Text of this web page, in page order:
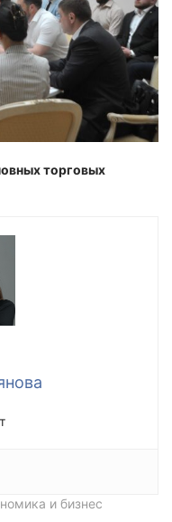
торговых
и бизнес